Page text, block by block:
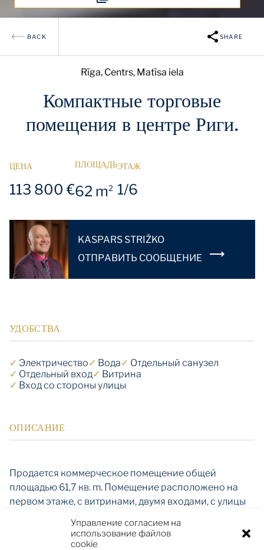
Управление согласием на
использование файлов
cookie
BACK SHARE
Rīga, Centrs, Matīsa iela
Компактные торговые
помещения в центре Риги.
ЦЕНА
113 800 €
ПЛОЩАДЬ
62 m2
ЭТАЖ
1/6
KASPARS STRIŽKO
OТПРАВИТЬ СООБЩЕНИЕ
УДОБСТВА
✓ Электричество✓ Вода✓ Отдельный санузел
✓ Отдельный вход✓ Витрина
✓ Вход со стороны улицы
ОПИСАНИЕ
Продается коммерческое помещение общей
площадью 61,7 кв. m. Помещение расположено на
первом этаже, с витринами, двумя входами, с улицы
Возможность въезда во двор для доставки товара.